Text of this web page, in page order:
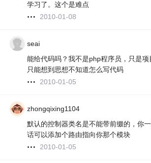
学习了。这个是难点
2010-01-08
seai
能给代码吗？我不是php程序员，只是项
只能想到思想不知道怎么写代码
2010-01-05
zhongqixing1104
默认的控制器类名是不能带前缀的，你
话可以添加个路由指向你那个模块
2010-01-05